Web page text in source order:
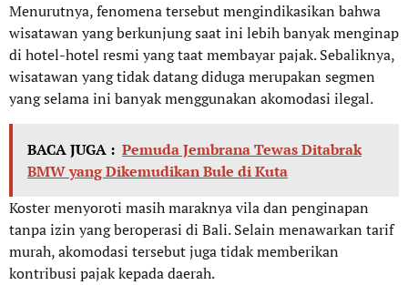
Menurutnya, fenomena tersebut mengindikasikan bahwa
wisatawan yang berkunjung saat ini lebih banyak menginap
di hotel-hotel resmi yang taat membayar pajak. Sebaliknya,
wisatawan yang tidak datang diduga merupakan segmen
yang selama ini banyak menggunakan akomodasi ilegal.
BACA JUGA : Pemuda Jembrana Tewas Ditabrak
BMW yang Dikemudikan Bule di Kuta
Koster menyoroti masih maraknya vila dan penginapan
tanpa izin yang beroperasi di Bali. Selain menawarkan tarif
murah, akomodasi tersebut juga tidak memberikan
kontribusi pajak kepada daerah.